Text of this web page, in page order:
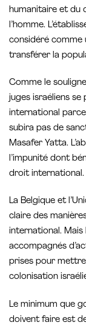
humanitaire et du
l’homme.
considéré comme
transférer la
Comme le
juges israéliens
international parce
subira pas de
Masafer Yatta.
l’impunité dont
droit international.
La Belgique et
claire des
international.
accompagnés
prises pour
colonisation
Le minimum que
doivent faire est